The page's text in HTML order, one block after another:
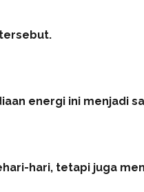
energi ini menjadi
hari, tetapi juga